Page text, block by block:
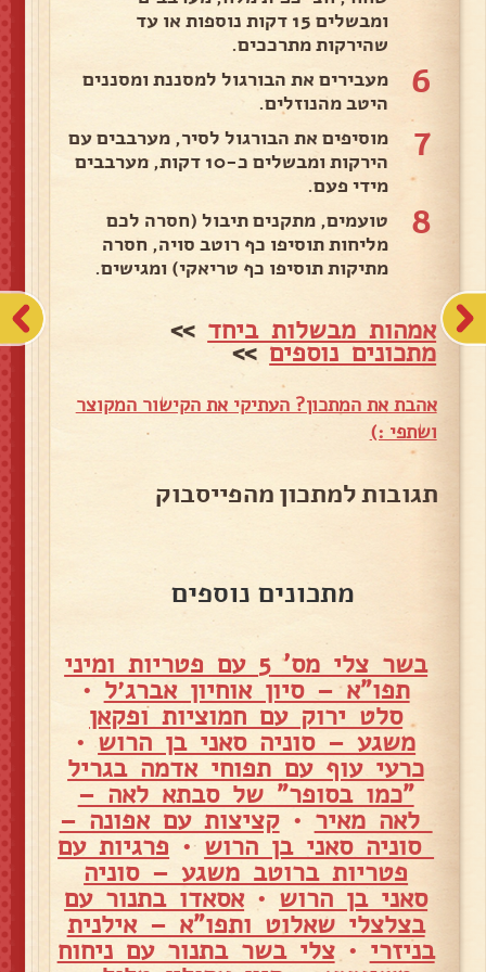
ומבשלים 15 דקות נוספות או עד
שהירקות מתרככים.
6
מעבירים את הבורגול למסננת ומסננים
היטב מהנוזלים.
7
מוסיפים את הבורגול לסיר, מערבבים עם
הירקות ומבשלים כ-10 דקות, מערבבים
מידי פעם.
8
טועמים, מתקנים תיבול (חסרה לכם
מליחות תוסיפו כף רוטב סויה, חסרה
מתיקות תוסיפו כף טריאקי) ומגישים.
אמהות מבשלות ביחד >>
מתכונים נוספים>>
אהבת את המתכון? העתיקי את הקישור המקוצר
ושתפי :)
תגובות למתכון מהפייסבוק
מתכונים נוספים
בשר צלי מס' 5 עם פטריות ומיני
תפו"א – סיון אוחיון אברג׳ל •
סלט ירוק עם חמוציות ופקאן
משגע – סוניה סאני בן הרוש •
כרעי עוף עם תפוחי אדמה בגריל
"כמו בסופר" של סבתא לאה –
לאה מאיר •קציצות עם אפונה –
סוניה סאני בן הרוש • פרגיות עם
פטריות ברוטב משגע – סוניה
סאני בן הרוש •אסאדו בתנור עם
בצלצלי שאלוט ותפו"א – אילנית
בניזרי •צלי בשר בתנור עם ניחוח